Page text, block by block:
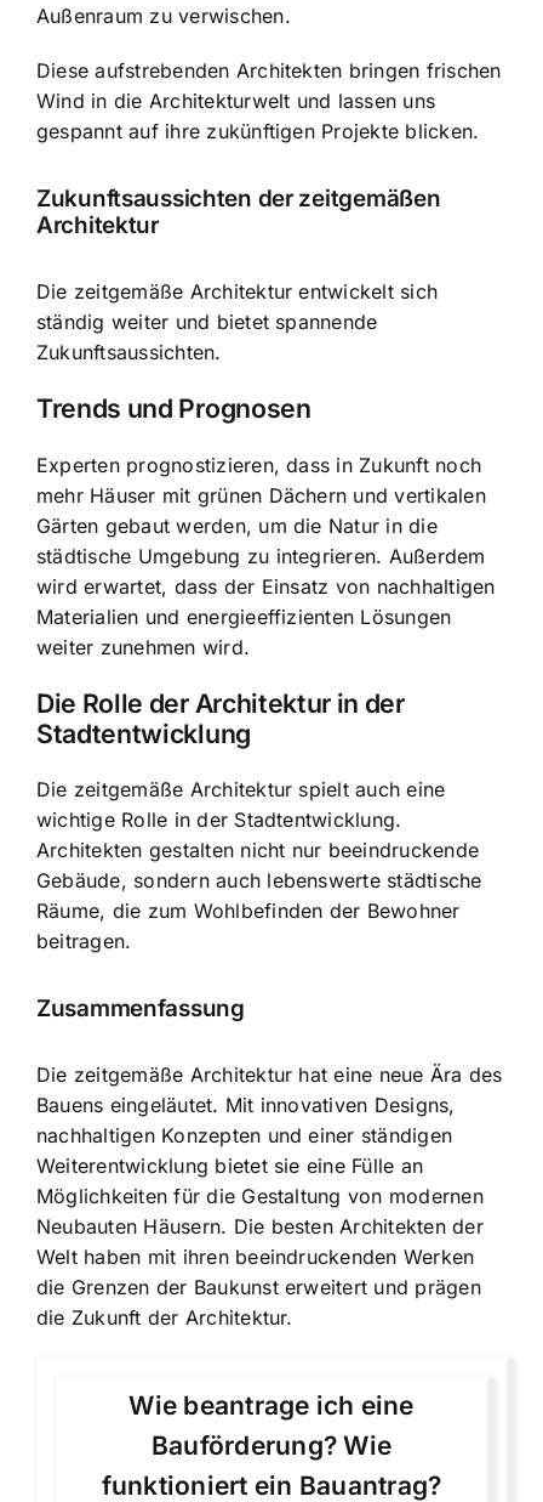
Außenraum zu verwischen.
Diese aufstrebenden Architekten bringen frischen
Wind in die Architekturwelt und lassen uns
gespannt auf ihre zukünftigen Projekte blicken.
Zukunftsaussichten der zeitgemäßen
Architektur
Die zeitgemäße Architektur entwickelt sich
ständig weiter und bietet spannende
Zukunftsaussichten.
Trends und Prognosen
Experten prognostizieren, dass in Zukunft noch
mehr Häuser mit grünen Dächern und vertikalen
Gärten gebaut werden, um die Natur in die
städtische Umgebung zu integrieren. Außerdem
wird erwartet, dass der Einsatz von nachhaltigen
Materialien und energieeffizienten Lösungen
weiter zunehmen wird.
Die Rolle der Architektur in der
Stadtentwicklung
Die zeitgemäße Architektur spielt auch eine
wichtige Rolle in der Stadtentwicklung.
Architekten gestalten nicht nur beeindruckende
Gebäude, sondern auch lebenswerte städtische
Räume, die zum Wohlbefinden der Bewohner
beitragen.
Zusammenfassung
Die zeitgemäße Architektur hat eine neue Ära des
Bauens eingeläutet. Mit innovativen Designs,
nachhaltigen Konzepten und einer ständigen
Weiterentwicklung bietet sie eine Fülle an
Möglichkeiten für die Gestaltung von modernen
Neubauten Häusern. Die besten Architekten der
Welt haben mit ihren beeindruckenden Werken
die Grenzen der Baukunst erweitert und prägen
die Zukunft der Architektur.
Wie beantrage ich eine
Bauförderung? Wie
funktioniert ein Bauantrag?